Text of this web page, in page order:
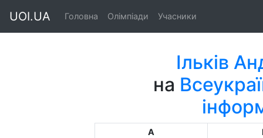
UOI.UA Головна Олімпіади Учасники
Ільків
на
A